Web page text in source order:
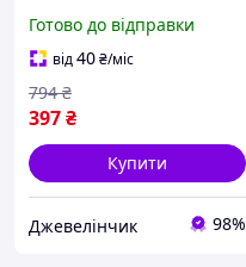
цифрами,скарбничка на
рік більша,
Готово до відправки
від40₴/міс
397₴
794 ₴
Купити
Джевелінчик 98%